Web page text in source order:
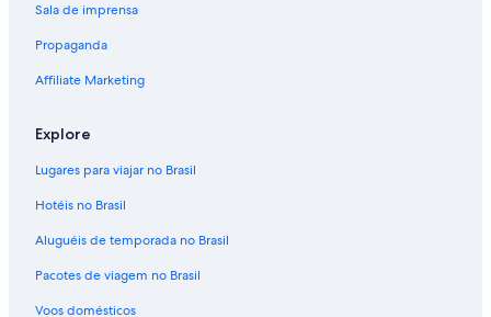
Sala de imprensa
Propaganda
Affiliate Marketing
Explore
Lugares para viajar no Brasil
Hotéis no Brasil
Aluguéis de temporada no Brasil
Pacotes de viagem no Brasil
Voos domésticos